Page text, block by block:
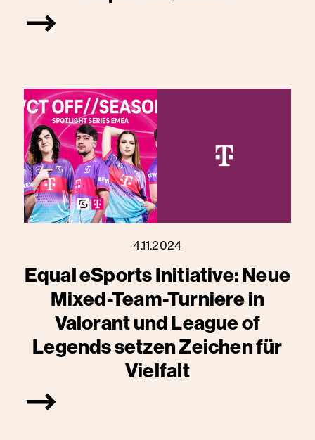
4.11.2024
Equal eSports Initiative: Neue
Mixed-Team-Turniere in
Valorant und League of
Legends setzen Zeichen für
Vielfalt